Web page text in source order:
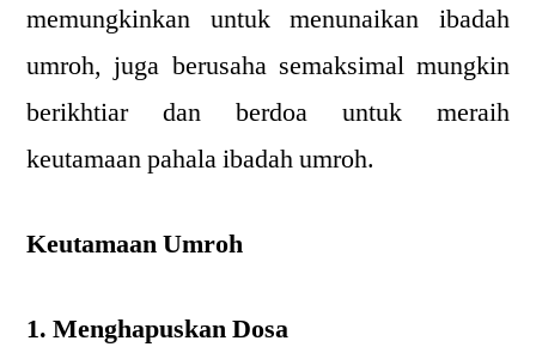
memungkinkan untuk menunaikan ibadah
umroh, juga berusaha semaksimal mungkin
berikhtiar dan berdoa untuk meraih
keutamaan pahala ibadah umroh.
Keutamaan Umroh
1. Menghapuskan Dosa